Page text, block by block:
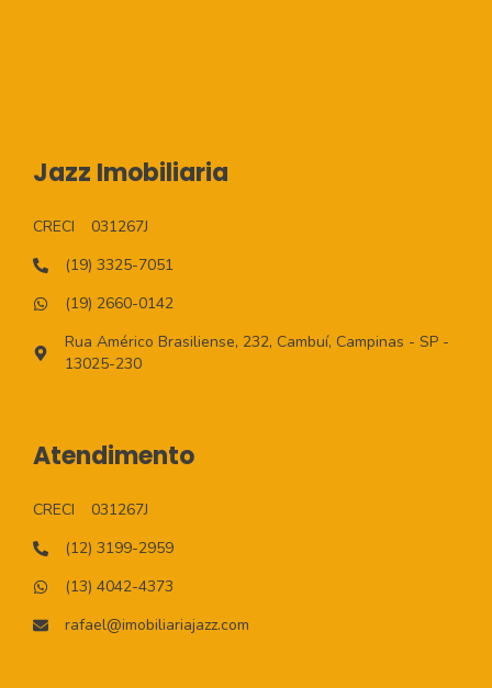
Jazz Imobiliaria
CRECI
031267J
(19) 3325-7051
(19) 2660-0142
Rua Américo Brasiliense, 232, Cambuí, Campinas - SP -
13025-230
Atendimento
CRECI
031267J
(12) 3199-2959
(13) 4042-4373
rafael@imobiliariajazz.com